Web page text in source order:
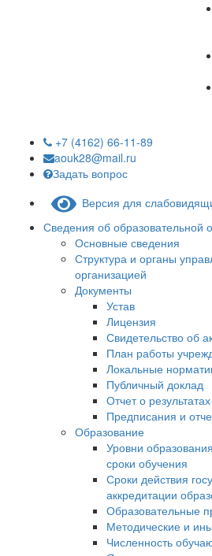
+7 (4162) 66-11-89
aouk28@mail.ru
Задать вопрос
Версия для
Сведения об образовательной
Основные сведения
Структура и органы
организацией
Документы
Устав
Лицензия
Свидетельство об
План работы
Локальные
Публичный доклад
Отчет о
Предписания и
Образование
Уровни
сроки обучения
Сроки действия
аккредитации
Образовательные
Методические и
Численность